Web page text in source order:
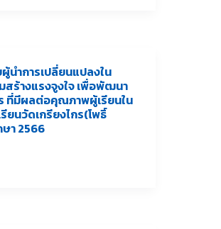
ำการเปลี่ยนแปลงใน
สร้างแรงจูงใจ เพื่อพัฒนา
ที่มีผลต่อคุณภาพผู้เรียนใน
ยนวัดเกรียงไกร(โพธิ์
า 2566